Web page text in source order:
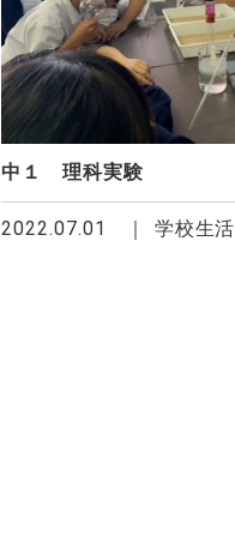
中１ 理科実験
2022.07.01 学校生活